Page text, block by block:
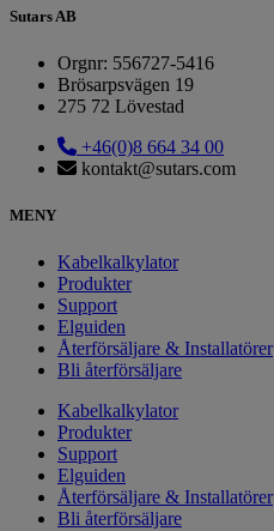
Sutars AB
Orgnr: 556727-5416
Brösarpsvägen 19
275 72 Lövestad
+46(0)8 664 34 00
kontakt@sutars.com
MENY
Kabelkalkylator
Produkter
Support
Elguiden
Återförsäljare & Installatörer
Bli återförsäljare
Kabelkalkylator
Produkter
Support
Elguiden
Återförsäljare & Installatörer
Bli återförsäljare